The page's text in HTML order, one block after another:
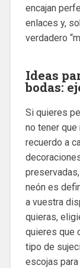
encajan
enlaces y,
verdadero
Ideas
bodas:
Si quieres
no tener que
recuerdo a
neón es
a vuestra
quieras,
quieres que
tipo de
escojas